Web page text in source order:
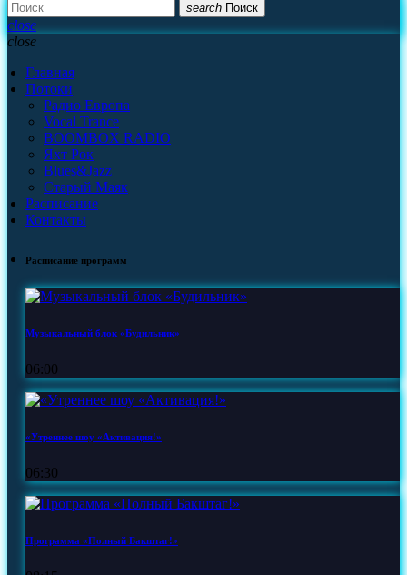
search Поиск
close
close
Главная
Потоки
Радио Европа
Vocal Trance
BOOMBOX RADIO
Яхт Рок
Blues&Jazz
Старый Маяк
Расписание
Контакты
Расписание программ
Музыкальный блок «Будильник»
06:00
«Утреннее шоу «Активация!»
06:30
Программа «Полный Бакштаг!»